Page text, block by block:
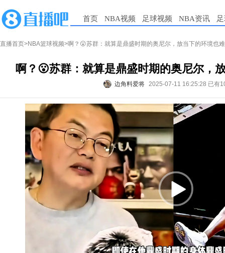
首页 NBA视频 足球视频 NBA资讯
直播首页>NBA篮球视频>啊？😮苏群：就算是鼎盛时期的奥尼尔，放当下的环境也
啊？😮苏群：就算是鼎盛时期的奥尼尔，
边角料爱将 2025-07-11 16:25:28 已有